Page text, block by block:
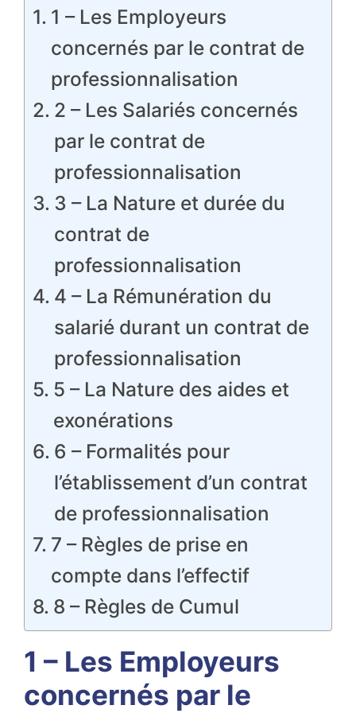
1 – Les Employeurs
concernés par le contrat de
professionnalisation
2 – Les Salariés concernés
par le contrat de
professionnalisation
3 – La Nature et durée du
contrat de
professionnalisation
4 – La Rémunération du
salarié durant un contrat de
professionnalisation
5 – La Nature des aides et
exonérations
6 – Formalités pour
l’établissement d’un contrat
de professionnalisation
7 – Règles de prise en
compte dans l’effectif
8 – Règles de Cumul
1 – Les Employeurs
concernés par le